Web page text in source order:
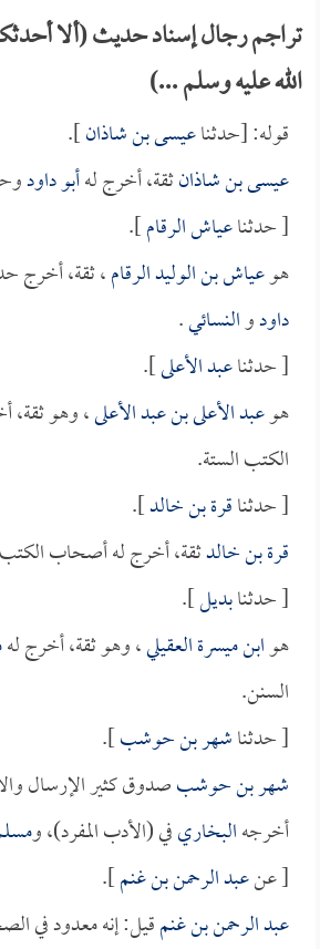
تراجم رجال إسناد حديث (ألا
الله عليه وسلم ...)
قوله: [حدثناعيسى بن شاذان].
عيسى بن شاذانثقة، أخرج لهأبو داود
[ حدثناعياش الرقام].
هوعياش بن الوليد الرقام، ثقة، أخرج
داودوالنسائي.
[ حدثناعبد الأعلى].
هوعبد الأعلى بن عبد الأعلى، وهو
الكتب الستة.
[ حدثناقرة بن خالد].
قرة بن خالدثقة، أخرج له أصحاب
[ حدثنابديل].
هوابن ميسرة العقيلي، وهو ثقة، أخرج له
السنن.
[ حدثناشهر بن حوشب].
شهر بن حوشبصدوق كثير الإرسال
أخرجهالبخاريفي (الأدب المفرد)، و
[ عنعبد الرحمن بن غنم].
عبد الرحمن بن غنمقيل: إنه معدود في